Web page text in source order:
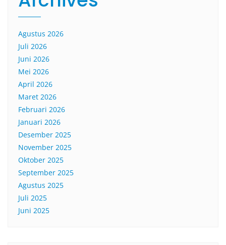
Agustus 2026
Juli 2026
Juni 2026
Mei 2026
April 2026
Maret 2026
Februari 2026
Januari 2026
Desember 2025
November 2025
Oktober 2025
September 2025
Agustus 2025
Juli 2025
Juni 2025